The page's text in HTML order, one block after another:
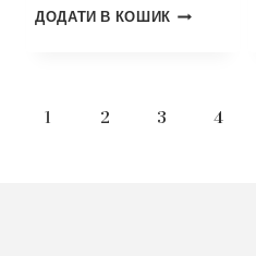
ДОДАТИ В КОШИК
1 2 3 4